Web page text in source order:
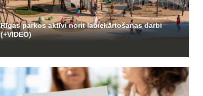
Rīgas parkos aktīvi norit labiekārtošanas darbi
(+VIDEO)